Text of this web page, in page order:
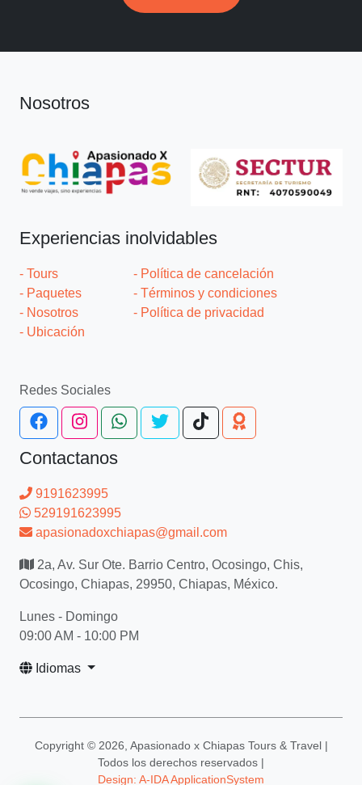
Nosotros
Experiencias inolvidables
- Tours
- Paquetes
- Nosotros
- Ubicación
- Política de cancelación
- Términos y condiciones
- Política de privacidad
Redes Sociales
Contactanos
9191623995
529191623995
apasionadoxchiapas@gmail.com
2a, Av. Sur Ote. Barrio Centro, Ocosingo, Chis,
Ocosingo, Chiapas, 29950, Chiapas, México.
Lunes - Domingo
09:00 AM - 10:00 PM
Idiomas
Copyright © 2026, Apasionado x Chiapas Tours & Travel |
Todos los derechos reservados |
Design: A-IDA ApplicationSystem